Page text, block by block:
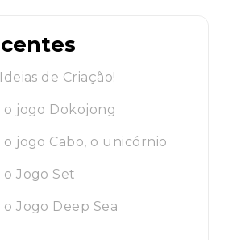
de Criação!
o jogo Dokojong
o jogo Cabo, o unicórnio
o Jogo Set
o Jogo Deep Sea